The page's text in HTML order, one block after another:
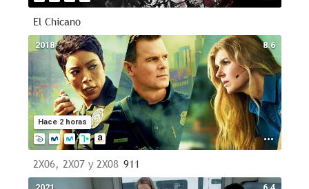
El Chicano
8.6
Hace 2 horas
2018
2X06, 2X07 y 2X08 911